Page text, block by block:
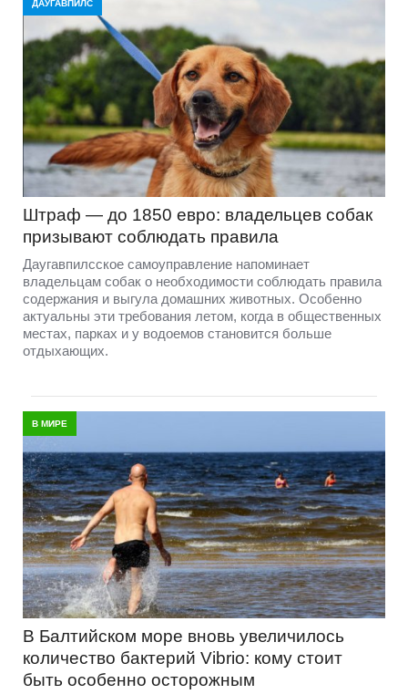
ДАУГАВПИЛС
Штраф — до 1850 евро: владельцев собак
призывают соблюдать правила
Даугавпилсское самоуправление напоминает
владельцам собак о необходимости соблюдать правила
содержания и выгула домашних животных. Особенно
актуальны эти требования летом, когда в общественных
местах, парках и у водоемов становится больше
отдыхающих.
В МИРЕ
В Балтийском море вновь увеличилось
количество бактерий Vibrio: кому стоит
быть особенно осторожным